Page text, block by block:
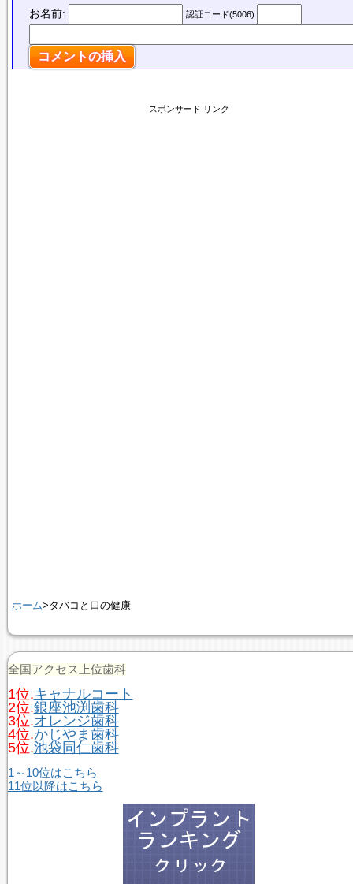
お名前: 認証コード(5006)
スポンサード リンク
ホーム>タバコと口の健康
全国アクセス上位歯科
1位.キャナルコート
2位.銀座池渕歯科
3位.オレンジ歯科
4位.かじやま歯科
5位.池袋同仁歯科
1～10位はこちら
11位以降はこちら